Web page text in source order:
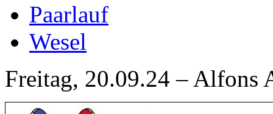
Paarlauf
Wesel
Freitag, 20.09.24 – Alfons